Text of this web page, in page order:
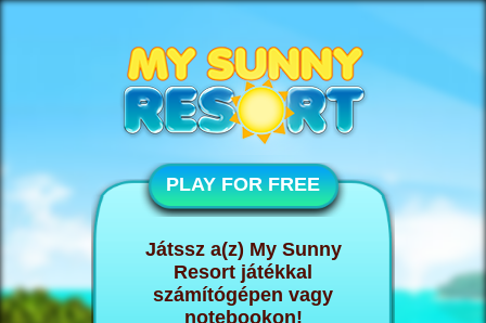
PLAY FOR FREE
Játssz a(z) My Sunny
Resort játékkal
számítógépen vagy
notebookon!